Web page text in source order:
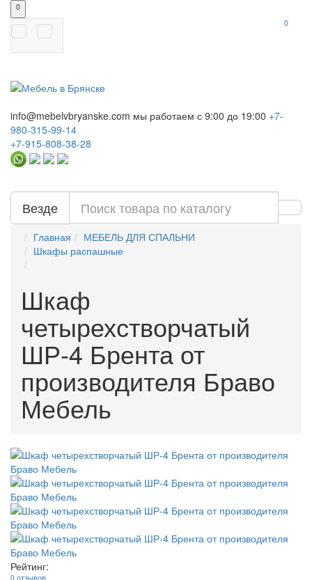
0
0
info@mebelvbryanske.com мы работаем с 9:00 до 19:00 +7-
980-315-99-14
+7-915-808-38-28
Везде
Главная
МЕБЕЛЬ ДЛЯ СПАЛЬНИ
Шкафы распашные
Шкаф
четырехстворчатый
ШР-4 Брента от
производителя Браво
Мебель
Рейтинг:
0 отзывов